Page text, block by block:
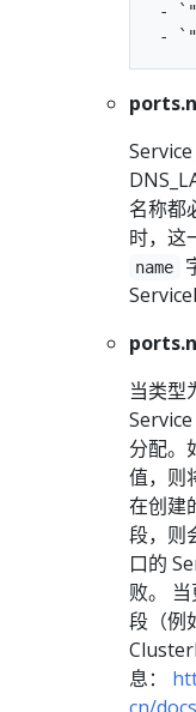
-
名称都
时，这
name
当类型
分配。
值，则
在创建
段，则
口的
败。
段（例
息：